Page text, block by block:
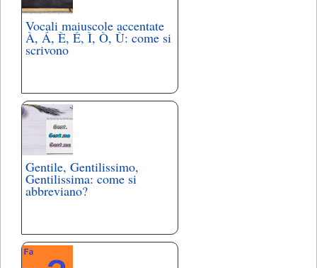
Vocali maiuscole accentate
À, Á, È, É, Ì, Ò, Ù: come si
scrivono
Gentile, Gentilissimo,
Gentilissima: come si
abbreviano?